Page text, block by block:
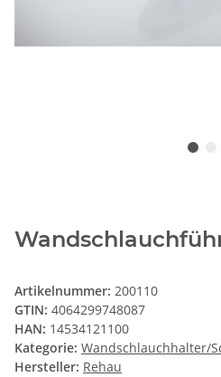
Artikelnummer: 200110
GTIN: 4064299748087
HAN: 14534121100
Kategorie: Wandschlauchhalter/
Hersteller: Rehau